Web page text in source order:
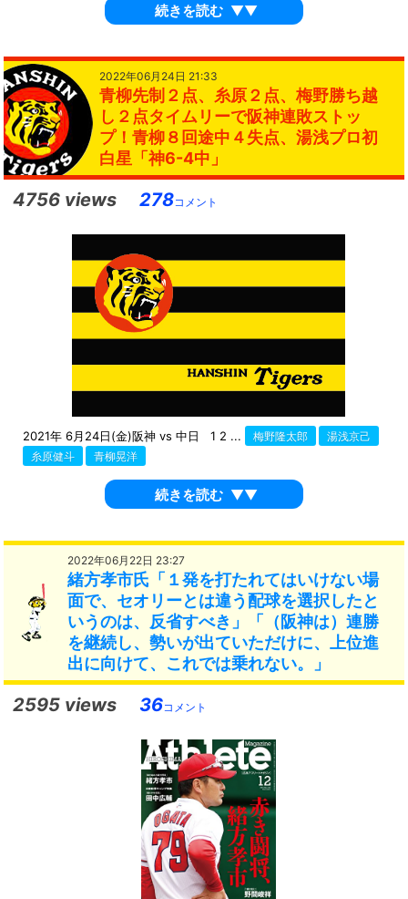
続きを読む ▼▼
2022年06月24日 21:33
青柳先制２点、糸原２点、梅野勝ち越
し２点タイムリーで阪神連敗ストッ
プ！青柳８回途中４失点、湯浅プロ初
白星「神6-4中」
4756 views 278コメント
2021年 6月24日(金)阪神 vs 中日 1 2 ... 梅野隆太郎
湯浅京己
糸原健斗
青柳晃洋
続きを読む ▼▼
2022年06月22日 23:27
緒方孝市氏「１発を打たれてはいけない場
面で、セオリーとは違う配球を選択したと
いうのは、反省すべき」「（阪神は）連勝
を継続し、勢いが出ていただけに、上位進
出に向けて、これでは乗れない。」
2595 views 36コメント